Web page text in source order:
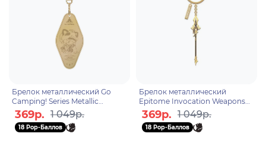
Брелок металлический Go
Camping! Series Metallic
Keychain Sayu 6975213688434
369р. 1 049р.
18 Pop-Баллов
Брелок металлический
Epitome Invocation Weapons
Metal Keychains Vortex
Vanquisher 6974696611748
369р. 1 049р.
18 Pop-Баллов